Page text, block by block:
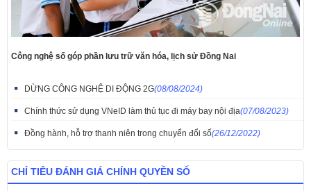
Công nghệ số góp phần lưu trữ văn hóa, lịch sử Đồng Nai
DỪNG CÔNG NGHỆ DI ĐỘNG 2G(08/08/2024)
Chính thức sử dụng VNeID làm thủ tục đi máy bay nội địa(07/08/2023)
Đồng hành, hỗ trợ thanh niên trong chuyển đổi số(26/12/2022)
CHỈ TIÊU ĐÁNH GIÁ CHÍNH QUYỀN SỐ